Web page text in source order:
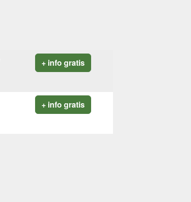
+ info gratis
+ info gratis